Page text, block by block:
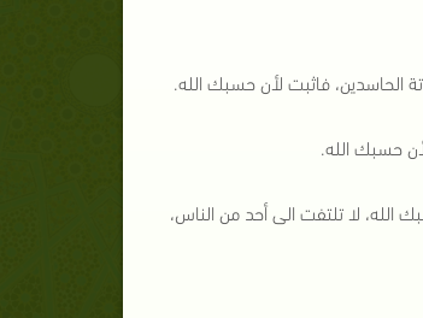
الحاسدين، فاثبت لأن حسبك الله.
حسبك الله.
لا تلتفت الى أحد من الناس،